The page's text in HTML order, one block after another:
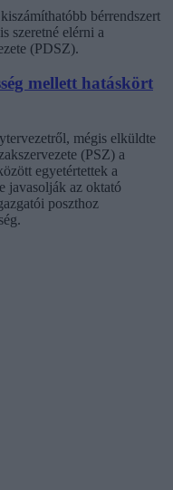
bérrendszert
szeretné elérni a
(PDSZ).
mellett hatáskört
mégis elküldte
(PSZ) a
egyetértettek a
javasolják az oktató
poszthoz